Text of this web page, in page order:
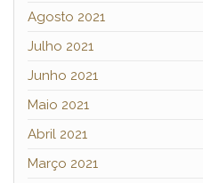
Agosto 2021
Julho 2021
Junho 2021
Maio 2021
Abril 2021
Março 2021